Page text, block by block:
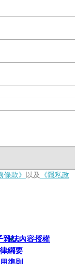
條款》 以及 《隱私政
雜誌內容授權
綱要